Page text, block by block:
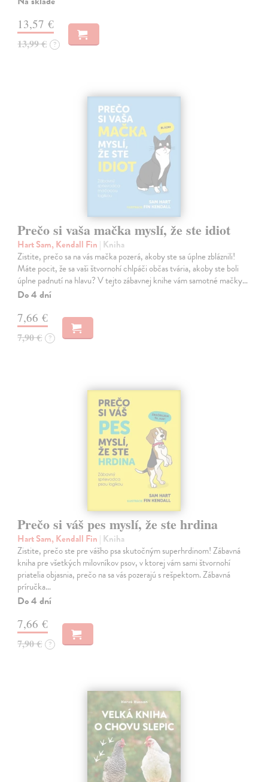
13,57 €
13,99 € ?
Prečo si vaša mačka myslí, že ste idiot
Hart Sam, Kendall Fin | Kniha
Zistite, prečo sa na vás mačka pozerá, akoby ste sa úplne zbláznili!
Máte pocit, že sa vaši štvornohí chlpáči občas tvária, akoby ste boli
úplne padnutí na hlavu? V tejto zábavnej knihe vám samotné mačky…
Do 4 dní
7,66 €
7,90 € ?
Prečo si váš pes myslí, že ste hrdina
Hart Sam, Kendall Fin | Kniha
Zistite, prečo ste pre vášho psa skutočným superhrdinom! Zábavná
kniha pre všetkých milovníkov psov, v ktorej vám sami štvornohí
priatelia objasnia, prečo na sa vás pozerajú s rešpektom. Zábavná
príručka…
Do 4 dní
7,66 €
7,90 € ?